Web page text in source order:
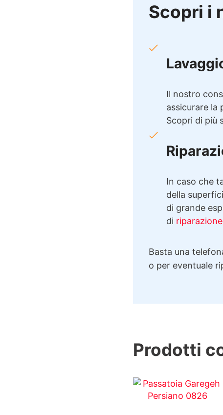
Scopri i
Il nostro
assicurare la
Scopri di più
In caso che
della
di grande
di
Basta una
o per eventuale
Prodotti